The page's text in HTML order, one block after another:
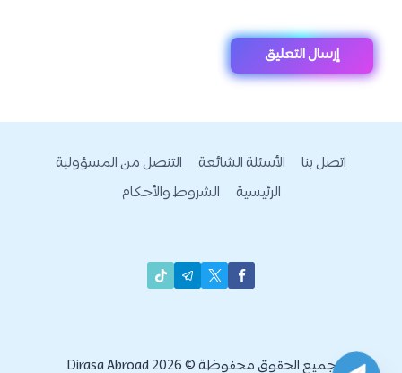
اتصل بنا الأسئلة الشائعة
التنصل من المسؤولية
الرئيسية
الشروط والأحكام
جميع الحقوق محفوظة © 2026 Dirasa Abroad